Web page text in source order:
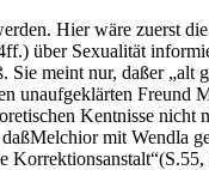
Hier wäre zuerst
über Sexualität
meint nur, daßer
Freund
Kentnisse
mit Wendla